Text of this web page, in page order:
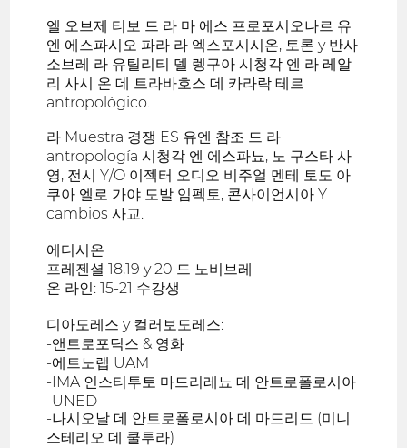
엘 오브제 티보 드 라 마 에스 프로포시오나르 유
엔 에스파시오 파라 라 엑스포시시온, 토론 y 반사
소브레 라 유틸리티 델 렝구아 시청각 엔 라 레알
리 사시 온 데 트라바호스 데 카라락 테르
antropológico.
라 Muestra 경쟁 ES 유엔 참조 드 라
antropología 시청각 엔 에스파뇨, 노 구스타 사
영, 전시 Y/O 이젝터 오디오 비주얼 멘테 토도 아
쿠아 엘로 가야 도발 임펙토, 콘사이언시아 Y
cambios 사교.
에디시온
프레젠셜 18,19 y 20 드 노비브레
온 라인: 15-21 수강생
디아도레스 y 컬러보도레스:
-앤트로포딕스 & 영화
-에트노랩 UAM
-IMA 인스티투토 마드리레뇨 데 안트로폴로시아
-UNED
-나시오날 데 안트로폴로시아 데 마드리드 (미니
스테리오 데 쿨투라)